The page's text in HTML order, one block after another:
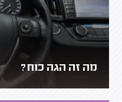
מה זה הגה כוח?